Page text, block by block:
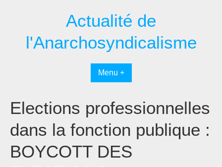
Actualité de
l'Anarchosyndicalisme
Menu +
Elections professionnelles
dans la fonction publique :
BOYCOTT DES